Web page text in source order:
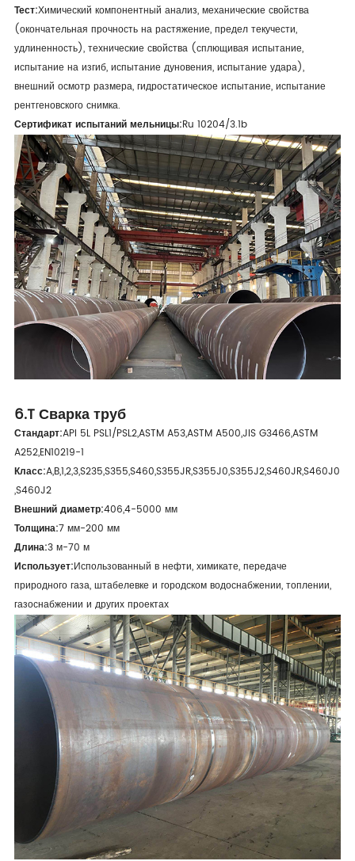
Тест:Химический компонентный анализ, механические свойства
(окончательная прочность на растяжение, предел текучести,
удлиненность), технические свойства (сплющивая испытание,
испытание на изгиб, испытание дуновения, испытание удара),
внешний осмотр размера, гидростатическое испытание, испытание
рентгеновского снимка.
Сертификат испытаний мельницы:Ru 10204/3.1b
6.T Сварка труб
Стандарт:API 5L PSL1/PSL2,ASTM A53,ASTM A500,JIS G3466,ASTM
A252,EN10219-1
Класс:A,B,1,2,3,S235,S355,S460,S355JR,S355J0,S355J2,S460JR,S460J0
,S460J2
Внешний диаметр:406,4-5000 мм
Толщина:7 мм-200 мм
Длина:3 м-70 м
Использует:Использованный в нефти, химикате, передаче
природного газа, штабелевке и городском водоснабжении, топлении,
газоснабжении и других проектах